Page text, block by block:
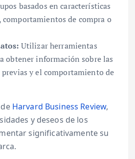
basados en características
comportamientos de compra o
Utilizar herramientas
obtener información sobre las
y el comportamiento de
Harvard Business Review,
y deseos de los
significativamente su